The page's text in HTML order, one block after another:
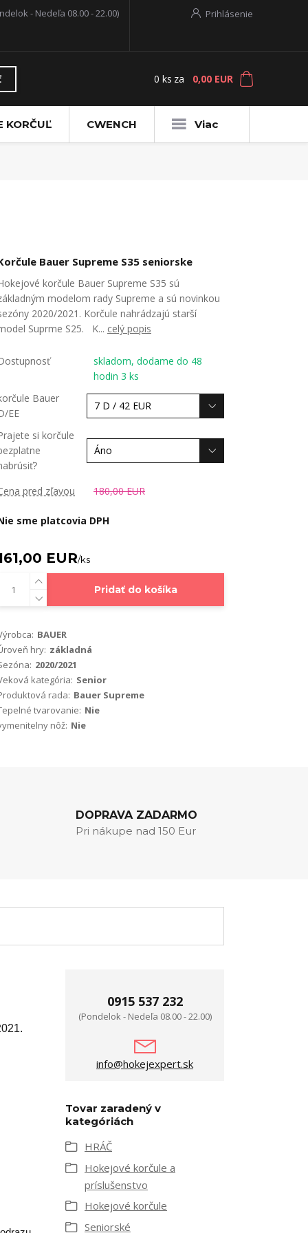
Prihlásenie
- Nedeľa 08.00 - 22.00)
0 ks za 0,00 EUR
KORČUĽ CWENCH Viac
Bauer Supreme S35 seniorske
korčule Bauer Supreme S35 sú
modelom rady Supreme a sú novinkou
2020/2021. Korčule nahrádzajú starší
Suprme S25. K... celý popis
skladom, dodame do 48
hodin 3 ks
Bauer
EE
si korčule
pred zľavou
180,00 EUR
sme platcovia DPH
EUR/ks
Pridať do košíka
BAUER
hry: základná
2020/2021
kategória: Senior
rada: Bauer Supreme
tvarovanie: Nie
nôž: Nie
DOPRAVA ZADARMO
Pri nákupe nad 150 Eur
0915 537 232
(Pondelok - Nedeľa 08.00 - 22.00)
info@hokejexpert.sk
Tovar zaradený v
kategóriách
HRÁČ
Hokejové korčule a
príslušenstvo
Hokejové korčule
Seniorské